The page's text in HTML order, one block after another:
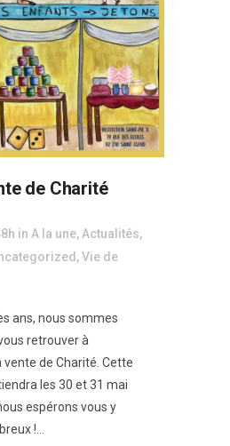
de Charité
in A la une, Actualités,
,Vie de
ans, nous sommes
retrouver à
vente de Charité. Cette
les 30 et 31 mai
espérons vous y
!...